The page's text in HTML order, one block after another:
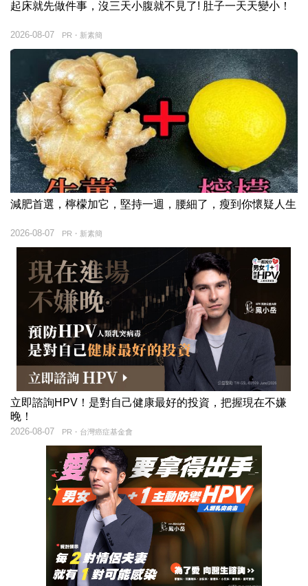
起床就先做件事，沒三天小腹就不見了! 肚子一天天變小！
PR・新素簡
2026-08-07
減肥首選，檸檬加它，堅持一週，腰細了，瘦到你懷疑人生
PR・新素簡
2026-08-07
立即諮詢HPV！是對自己健康最好的投資，把握現在不嫌
晚！
PR・台灣癌症基金會
2026-08-07